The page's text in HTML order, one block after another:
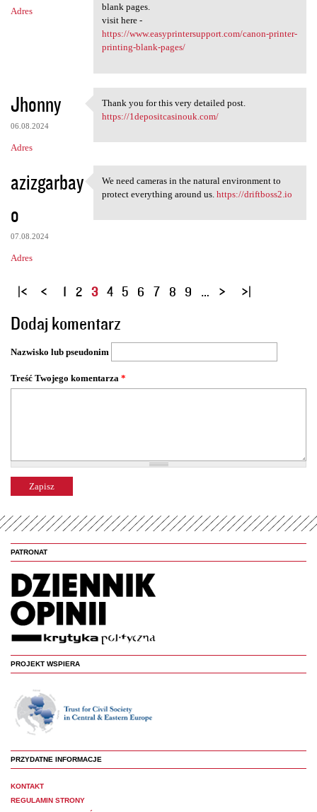
Adres
blank pages.
visit here -
https://www.easyprintersupport.com/canon-printer-
printing-blank-pages/
Jhonny
06.08.2024
Adres
Thank you for this very
Thank you for this very detailed post.
https://1depositcasinouk.com/
azizgarbay
o
07.08.2024
Adres
We need cameras in the
We need cameras in the natural environment to
protect everything around us. https://driftboss2.io
S
r
o
y
1 2 3 4 5 6 7 8 9 …
Dodaj komentarz
Nazwisko lub pseudonim
Treść Twojego komentarza *
PATRONAT
PROJEKT WSPIERA
PRZYDATNE INFORMACJE
KONTAKT
REGULAMIN STRONY